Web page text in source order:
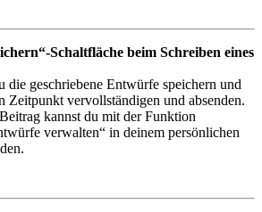
Schaltfläche beim Schreiben eines
die geschriebene Entwürfe speichern und
Zeitpunkt vervollständigen und absenden.
kannst du mit der Funktion
verwalten“ in deinem persönlichen